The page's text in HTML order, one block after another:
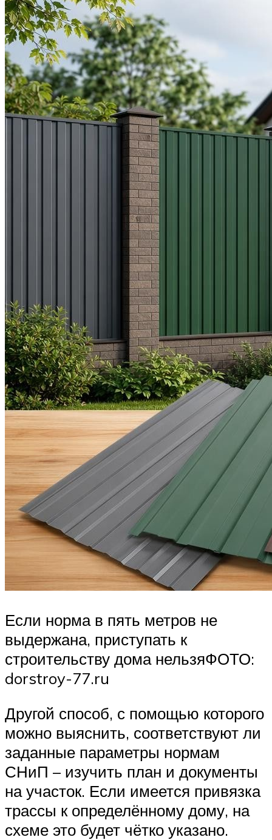
Если норма в пять метров не
выдержана, приступать к
строительству дома нельзяФОТО:
dorstroy-77.ru
Другой способ, с помощью которого
можно выяснить, соответствуют ли
заданные параметры нормам
СНиП – изучить план и документы
на участок. Если имеется привязка
трассы к определённому дому, на
схеме это будет чётко указано.